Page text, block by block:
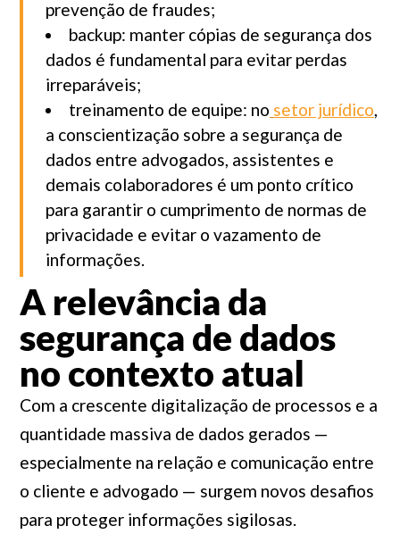
prevenção de fraudes;
backup: manter cópias de segurança dos
dados é fundamental para evitar perdas
irreparáveis;
treinamento de equipe: no setor jurídico,
a conscientização sobre a segurança de
dados entre advogados, assistentes e
demais colaboradores é um ponto crítico
para garantir o cumprimento de normas de
privacidade e evitar o vazamento de
informações.
A relevância da
segurança de dados
no contexto atual
Com a crescente digitalização de processos e a
quantidade massiva de dados gerados —
especialmente na relação e comunicação entre
o cliente e advogado — surgem novos desafios
para proteger informações sigilosas.